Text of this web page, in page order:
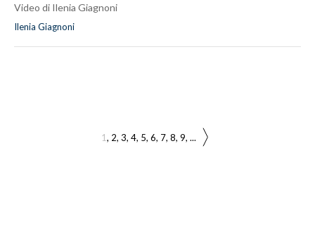
Video di Ilenia Giagnoni
Ilenia Giagnoni
1 2 3 4 5 6 7 8 9 ...